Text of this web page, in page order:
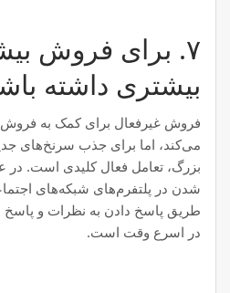
۷. برای فروش
بیشتری داشته
فروش غیرفعال برای کمک به فروش
می‌کند، اما برای جذب سرنخ‌های
بزرگ، تعامل فعال کلیدی است. در
شدن در پلتفرم‌های شبکه‌های
طریق پاسخ دادن به نظرات و پاسخ
در اسرع وقت است.